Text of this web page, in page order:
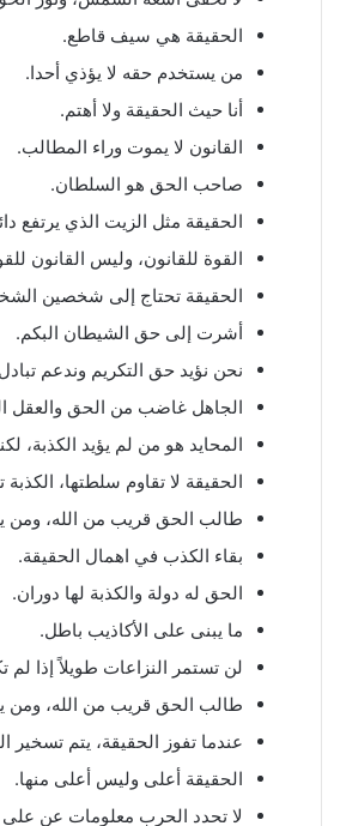
الحقيقة هي سيف قاطع.
من يستخدم حقه لا يؤذي أحدا.
أنا حيث الحقيقة ولا أهتم.
القانون لا يموت وراء المطالب.
صاحب الحق هو السلطان.
الحقيقة مثل الزيت الذي يرتفع
القوة للقانون، وليس القانون
الحقيقة تحتاج إلى شخصين
أشرت إلى حق الشيطان البكم.
نحن نؤيد حق التكريم وندعم
الجاهل غاضب من الحق والعقل
المحايد هو من لم يؤيد الكذبة،
الحقيقة لا تقاوم سلطتها،
طالب الحق قريب من الله، ومن
بقاء الكذب في اهمال الحقيقة.
الحق له دولة والكذبة لها دوران.
ما يبنى على الأكاذيب باطل.
لن تستمر النزاعات طويلاً إذا
طالب الحق قريب من الله، ومن
عندما تفوز الحقيقة، يتم تسخير
الحقيقة أعلى وليس أعلى منها.
لا تحدد الحرب معلومات عن